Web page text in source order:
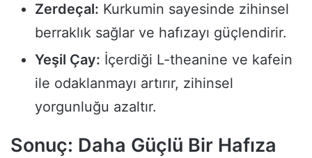
Zerdeçal: Kurkumin sayesinde zihinsel
berraklık sağlar ve hafızayı güçlendirir.
Yeşil Çay: İçerdiği L-theanine ve kafein
ile odaklanmayı artırır, zihinsel
yorgunluğu azaltır.
Sonuç: Daha Güçlü Bir Hafıza